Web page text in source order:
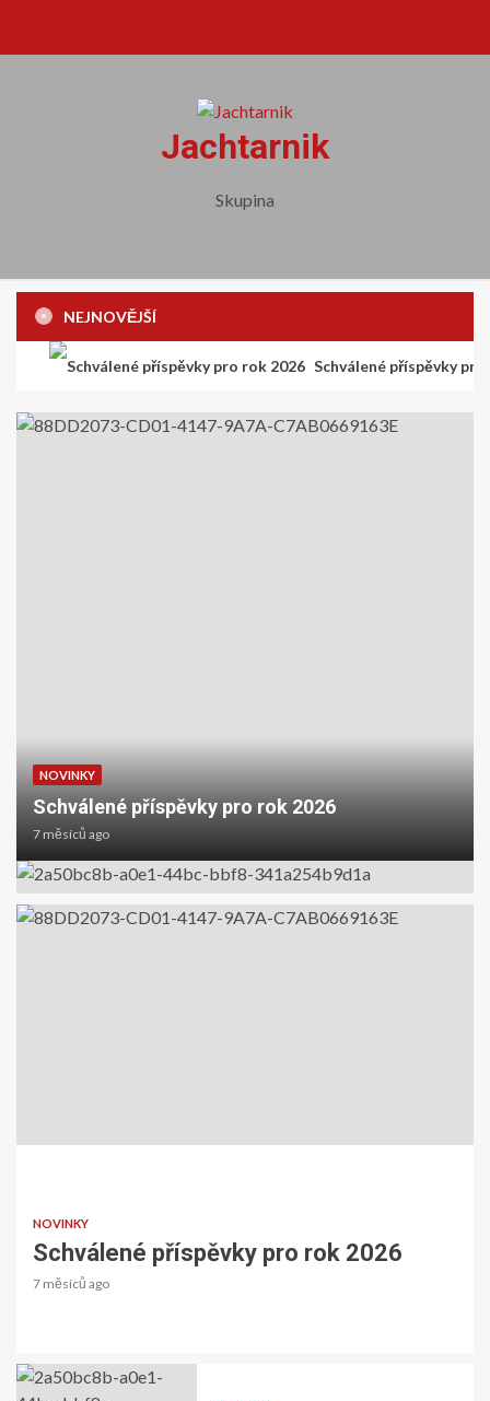
Jachtarnik
Skupina
NEJNOVĚJŠÍ
Schválené příspěvky
NOVINKY
Schválené příspěvky pro rok 2026
7 měsíců ago
NOVINKY
Fotogalerie Maledivy Podzim 2025
7 měsíců ago
NOVINKY
Schválené příspěvky pro rok 2026
7 měsíců ago